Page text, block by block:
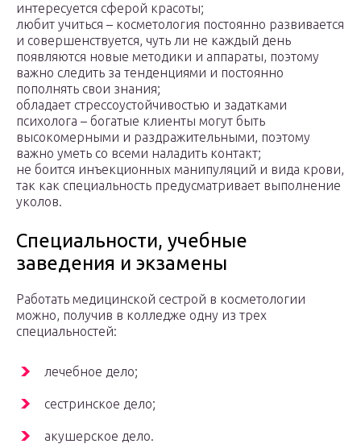
интересуется сферой красоты;
любит учиться – косметология постоянно развивается
и совершенствуется, чуть ли не каждый день
появляются новые методики и аппараты, поэтому
важно следить за тенденциями и постоянно
пополнять свои знания;
обладает стрессоустойчивостью и задатками
психолога – богатые клиенты могут быть
высокомерными и раздражительными, поэтому
важно уметь со всеми наладить контакт;
не боится инъекционных манипуляций и вида крови,
так как специальность предусматривает выполнение
уколов.
Специальности, учебные
заведения и экзамены
Работать медицинской сестрой в косметологии
можно, получив в колледже одну из трех
специальностей:
лечебное дело;
сестринское дело;
акушерское дело.